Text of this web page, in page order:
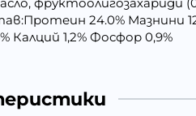
24.0% Мазнини
Калций 1,2% Фосфор 0,9%